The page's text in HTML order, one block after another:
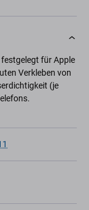
für Apple
Verkleben von
(je